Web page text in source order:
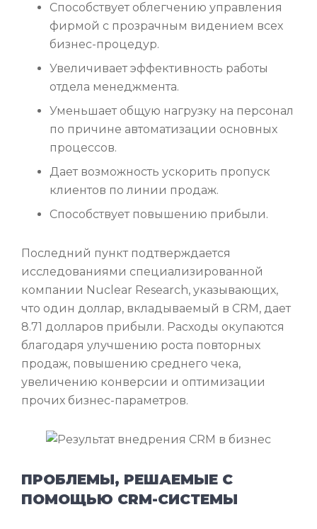
Способствует облегчению управления
фирмой с прозрачным видением всех
бизнес-процедур.
Увеличивает эффективность работы
отдела менеджмента.
Уменьшает общую нагрузку на персонал
по причине автоматизации основных
процессов.
Дает возможность ускорить пропуск
клиентов по линии продаж.
Способствует повышению прибыли.
Последний пункт подтверждается
исследованиями специализированной
компании Nuclear Research, указывающих,
что один доллар, вкладываемый в CRM, дает
8.71 долларов прибыли. Расходы окупаются
благодаря улучшению роста повторных
продаж, повышению среднего чека,
увеличению конверсии и оптимизации
прочих бизнес-параметров.
ПРОБЛЕМЫ, РЕШАЕМЫЕ С
ПОМОЩЬЮ CRM-СИСТЕМЫ